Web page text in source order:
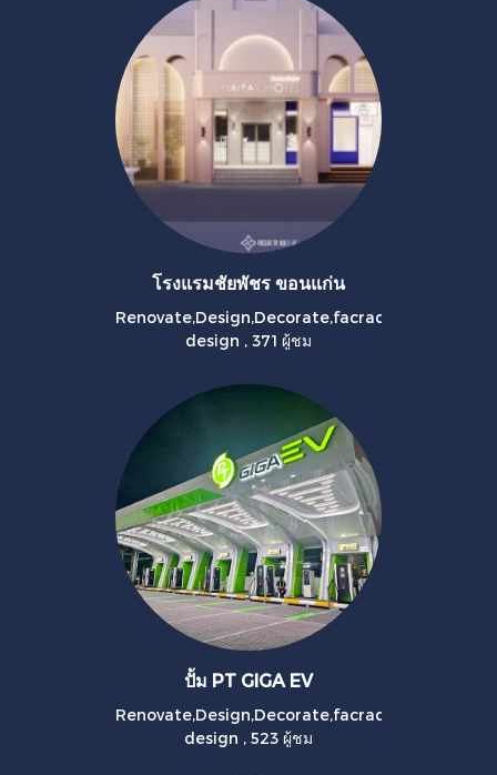
โรงแรมชัยพัชร ขอนแก่น
Renovate,Design,Decorate,facrad
design , 371 ผู้ชม
ปั้ม PT GIGA EV
Renovate,Design,Decorate,facrad
design , 523 ผู้ชม